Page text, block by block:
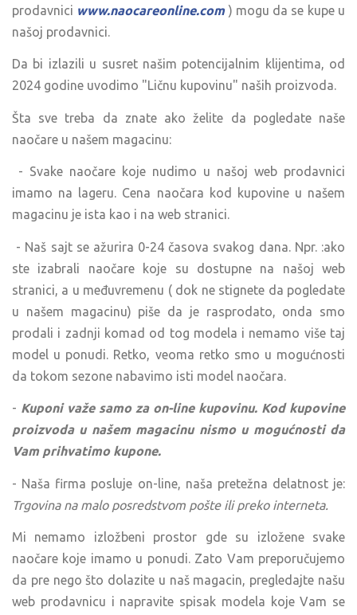
prodavnici www.naocareonline.com) mogu da se kupe u
našoj prodavnici.
Da bi izlazili u susret našim potencijalnim klijentima, od
2024 godine uvodimo "Ličnu kupovinu" naših proizvoda.
Šta sve treba da znate ako želite da pogledate naše
naočare u našem magacinu:
- Svake naočare koje nudimo u našoj web prodavnici
imamo na lageru. Cena naočara kod kupovine u našem
magacinu je ista kao i na web stranici.
- Naš sajt se ažurira 0-24 časova svakog dana. Npr. :ako
ste izabrali naočare koje su dostupne na našoj web
stranici, a u međuvremenu ( dok ne stignete da pogledate
u našem magacinu) piše da je rasprodato, onda smo
prodali i zadnji komad od tog modela i nemamo više taj
model u ponudi. Retko, veoma retko smo u mogućnosti
da tokom sezone nabavimo isti model naočara.
- Kuponi važe samo za on-line kupovinu. Kod kupovine
proizvoda u našem magacinu nismo u mogućnosti da
Vam prihvatimo kupone.
- Naša firma posluje on-line, naša pretežna delatnost je:
Trgovina na malo posredstvom pošte ili preko interneta.
Mi nemamo izložbeni prostor gde su izložene svake
naočare koje imamo u ponudi. Zato Vam preporučujemo
da pre nego što dolazite u naš magacin, pregledajte našu
web prodavnicu i napravite spisak modela koje Vam se